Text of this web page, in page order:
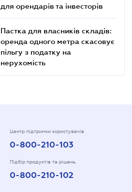
для орендарів та інвесторів
Пастка для власників складів:
оренда одного метра скасовує
пільгу з податку на
нерухомість
Центр підтримки користувачів
0-800-210-103
Підбір продуктів та рішень
0-800-210-102